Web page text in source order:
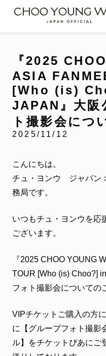
NEWS
PROFILE
プロフィール
EVENT
イベント
MEMBERSHIP
メンバーシップ
FC NEWS
GALLERY
OFFICIAL MENU
MEMBERSHIP MENU
FC NEWS
MEMBERSHIP CARD
arrow_rightJOIN USarrow_right LOGIN
『2025
ASIA
[Who (is)
JAPAN』大阪
ト撮影会につ
2025/11/12
こんにちは。
チュ・ヨンウ ジャパン
務局です。
いつもチュ・ヨンウを応
ございます。
『2025 CHOO YOUNG
TOUR [Who (is) Choo?]
フォト撮影会についての
VIPチケットご購入の方に
に【グループフォト撮影
ル】をチケットぴあにご